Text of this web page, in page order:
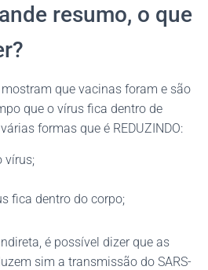
resumo, o que
que vacinas foram e são
que o vírus fica dentro de
formas que é REDUZINDO:
vírus;
fica dentro do corpo;
é possível dizer que as
sim a transmissão do SARS-